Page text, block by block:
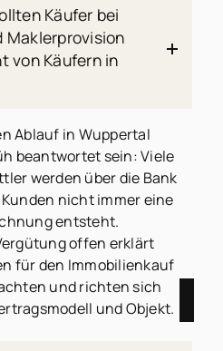
Käufer bei
Maklerprovision
von Käufern in
Ablauf in Wuppertal
beantwortet sein: Viele
werden über die Bank
nicht immer eine
entsteht.
offen erklärt
für den Immobilienkauf
und richten sich
und Objekt.